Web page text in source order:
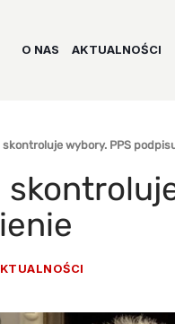
O NAS AKTUALNOŚCI
skontroluje wybory. PPS